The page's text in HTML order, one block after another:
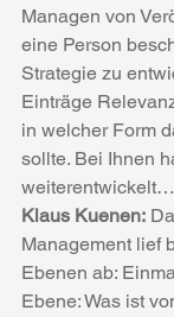
Managen von
eine Person
Strategie zu
Einträge
in welcher Form
sollte. Bei Ihnen
Klaus Kuenen:
Management lief
Ebenen ab:
Ebene: Was ist